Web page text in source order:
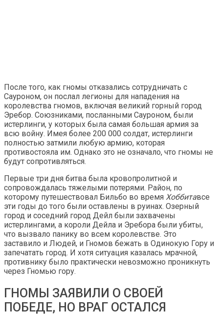
После того, как гномы отказались сотрудничать с
Сауроном, он послал легионы для нападения на
королевства гномов, включая великий горный город
Эребор. Союзниками, посланными Сауроном, были
истерлинги, у которых была самая большая армия за
всю войну. Имея более 200 000 солдат, истерлинги
полностью затмили любую армию, которая
противостояла им. Однако это не означало, что гномы не
будут сопротивляться.
Первые три дня битва была кровопролитной и
сопровождалась тяжелыми потерями. Район, по
которому путешествовал Бильбо во время Хоббитавсе
эти годы до того были оставлены в руинах. Озерный
город и соседний город Дейл были захвачены
истерлингами, а короли Дейла и Эребора были убиты,
что вызвало панику во всем королевстве. Это
заставило и Людей, и Гномов бежать в Одинокую Гору и
запечатать город. И хотя ситуация казалась мрачной,
противнику было практически невозможно проникнуть
через Гномью гору.
ГНОМЫ ЗАЯВИЛИ О СВОЕЙ
ПОБЕДЕ, НО ВРАГ ОСТАЛСЯ